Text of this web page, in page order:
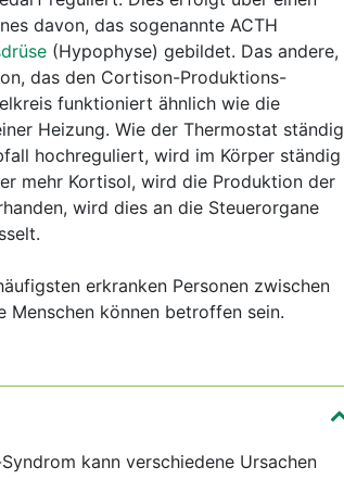
davon, das sogenannte ACTH
(Hypophyse) gebildet. Das andere,
das den Cortison-Produktions-
funktioniert ähnlich wie die
Heizung. Wie der Thermostat ständig
hochreguliert, wird im Körper ständig
mehr Kortisol, wird die Produktion der
wird dies an die Steuerorgane
erkranken Personen zwischen
Menschen können betroffen sein.
kann verschiedene Ursachen